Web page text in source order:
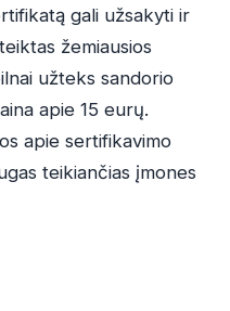
gali užsakyti ir
žemiausios
užteks sandorio
apie 15 eurų.
apie sertifikavimo
teikiančias įmones